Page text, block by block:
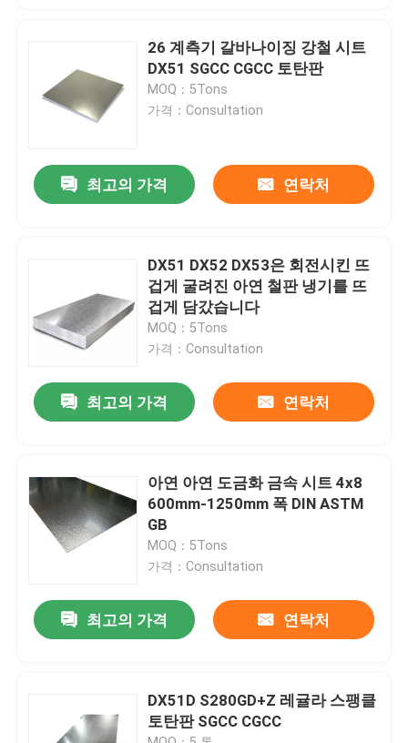
동영상
우리에 대하여
품질 관리
뉴스
컬러 코팅 스틸 코일
26 계측기 갈바나이징 강철 시트
DX51 SGCC CGCC 토탄판
MOQ：5Tons
가격：Consultation
최고의 가격 연락처
DX51 DX52 DX53은 회전시킨 뜨
겁게 굴려진 아연 철판 냉기를 뜨
겁게 담갔습니다
MOQ：5Tons
가격：Consultation
최고의 가격 연락처
아연 아연 도금화 금속 시트 4x8
600mm-1250mm 폭 DIN ASTM
GB
MOQ：5Tons
가격：Consultation
최고의 가격 연락처
DX51D S280GD+Z 레귤라 스팽클
토탄판 SGCC CGCC